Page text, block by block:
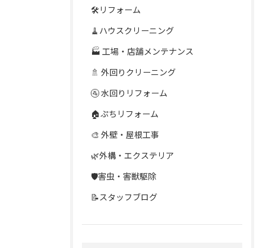
🛠️リフォーム
🧹ハウスクリーニング
🏭 工場・店舗メンテナンス
🚿 外回りクリーニング
🚰 水回りリフォーム
🏠ぷちリフォーム
🎨 外壁・屋根工事
🌿外構・エクステリア
🛡️害虫・害獣駆除
📝スタッフブログ